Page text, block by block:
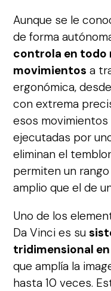
Aunque se le
de forma
controla en todo
movimientos a
ergonómica,
con extrema
esos
ejecutadas por
eliminan el
permiten un
amplio que el de
Uno de los
Da Vinci es su
tridimensional
que amplía la
hasta 10 veces.